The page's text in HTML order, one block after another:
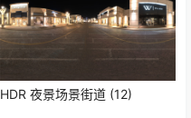
HDR 夜景场景街道 (12)